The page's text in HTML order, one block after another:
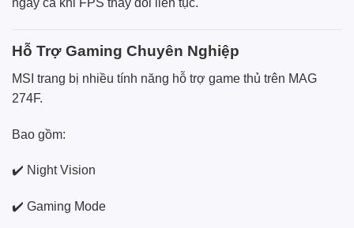
ngay cả khi FPS thay đổi liên tục.
Hỗ Trợ Gaming Chuyên Nghiệp
MSI trang bị nhiều tính năng hỗ trợ game thủ trên MAG
274F.
Bao gồm:
✔️ Night Vision
✔️ Gaming Mode